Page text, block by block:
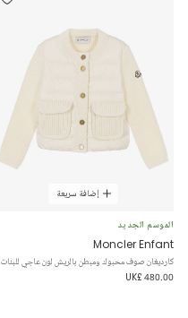
إضافة سريعة
الموسم الجديد
Moncler Enfant
كارديغان صوف محبوك ومبطن بالريش لون عاجي للبنات
UK£ 480.00